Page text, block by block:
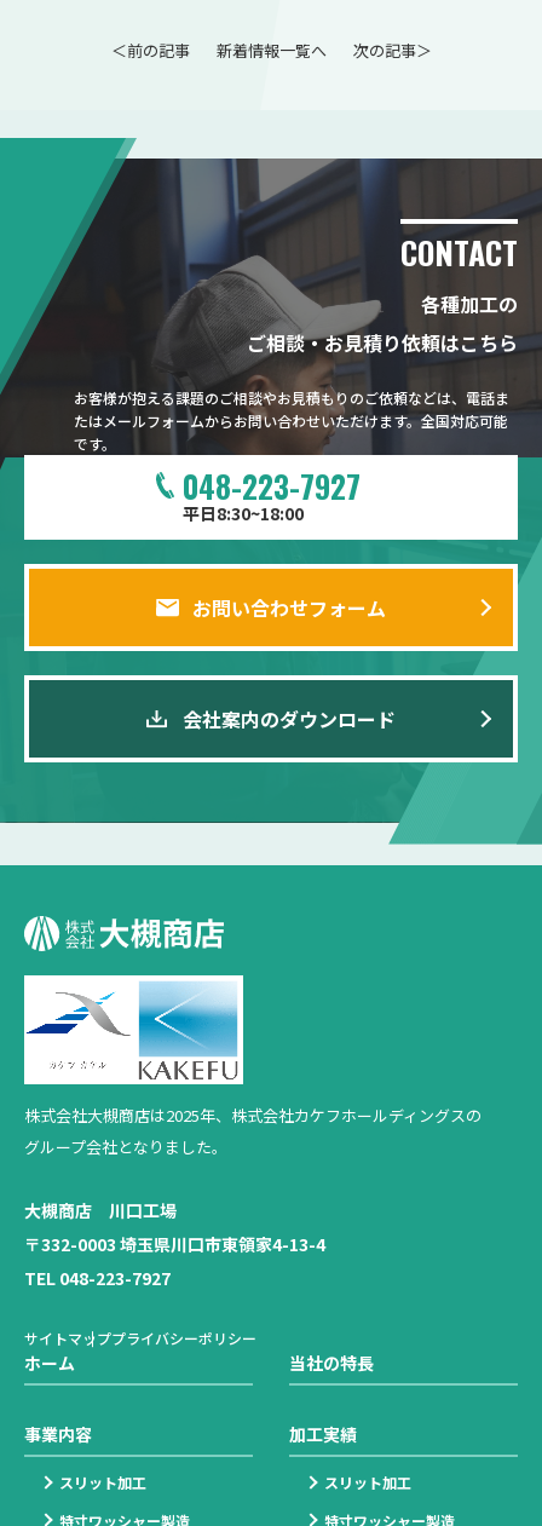
＜前の記事 新着情報一覧へ 次の記事＞
CONTACT
各種加工の
ご相談・お見積り依頼はこちら
お客様が抱える課題のご相談やお見積もりのご依頼などは、電話ま
たはメールフォームからお問い合わせいただけます。全国対応可能
です。
048-223-7927
平日8:30~18:00
お問い合わせフォーム
会社案内のダウンロード
株式会社大槻商店は2025年、 株式会社カケフホールディングスの
グループ会社となりました。
大槻商店 川口工場
〒332-0003 埼玉県川口市東領家4-13-4
TEL 048-223-7927
サイトマッププライバシーポリシー
ホーム 当社の特長
事業内容
スリット加工
特寸ワッシャー製造
加工実績
スリット加工
特寸ワッシャー製造